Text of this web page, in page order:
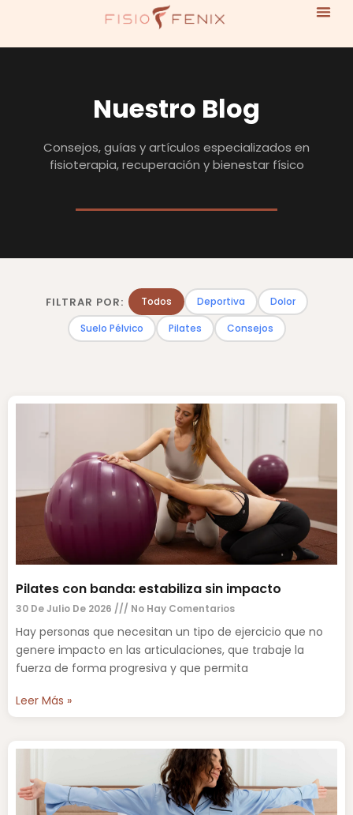
Nuestro Blog
Consejos, guías y artículos especializados en
fisioterapia, recuperación y bienestar físico
FILTRAR POR: Todos Deportiva
Dolor
Suelo Pélvico
Pilates Consejos
Pilates con banda: estabiliza sin impacto
30 De Julio De 2026 No Hay Comentarios
Hay personas que necesitan un tipo de ejercicio que no
genere impacto en las articulaciones, que trabaje la
fuerza de forma progresiva y que permita
Leer Más »